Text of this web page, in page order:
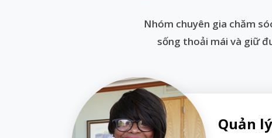
Nhóm chuyên gia chăm
sống thoải mái và giữ
Quản